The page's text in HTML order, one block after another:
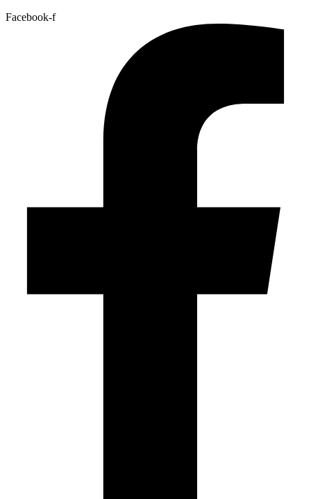
Facebook-f